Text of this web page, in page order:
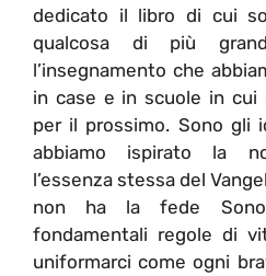
dedicato il libro di cui
qualcosa di più
l’insegnamento che
in case e in scuole in
per il prossimo. Sono gli
abbiamo ispirato la
l’essenza stessa del
non ha la fede
fondamentali regole di
uniformarci come ogni